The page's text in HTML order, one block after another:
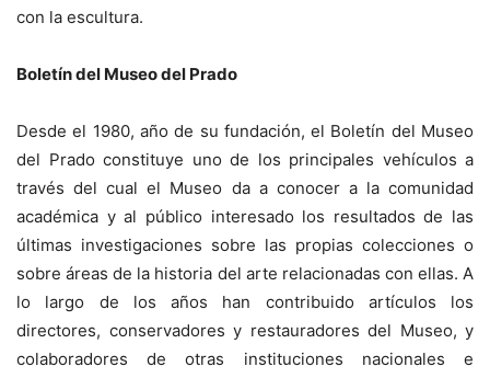
con la escultura.
Boletín del Museo del Prado
Desde el 1980, año de su fundación, el Boletín del Museo
del Prado constituye uno de los principales vehículos a
través del cual el Museo da a conocer a la comunidad
académica y al público interesado los resultados de las
últimas investigaciones sobre las propias colecciones o
sobre áreas de la historia del arte relacionadas con ellas. A
lo largo de los años han contribuido artículos los
directores, conservadores y restauradores del Museo, y
colaboradores de otras instituciones nacionales e